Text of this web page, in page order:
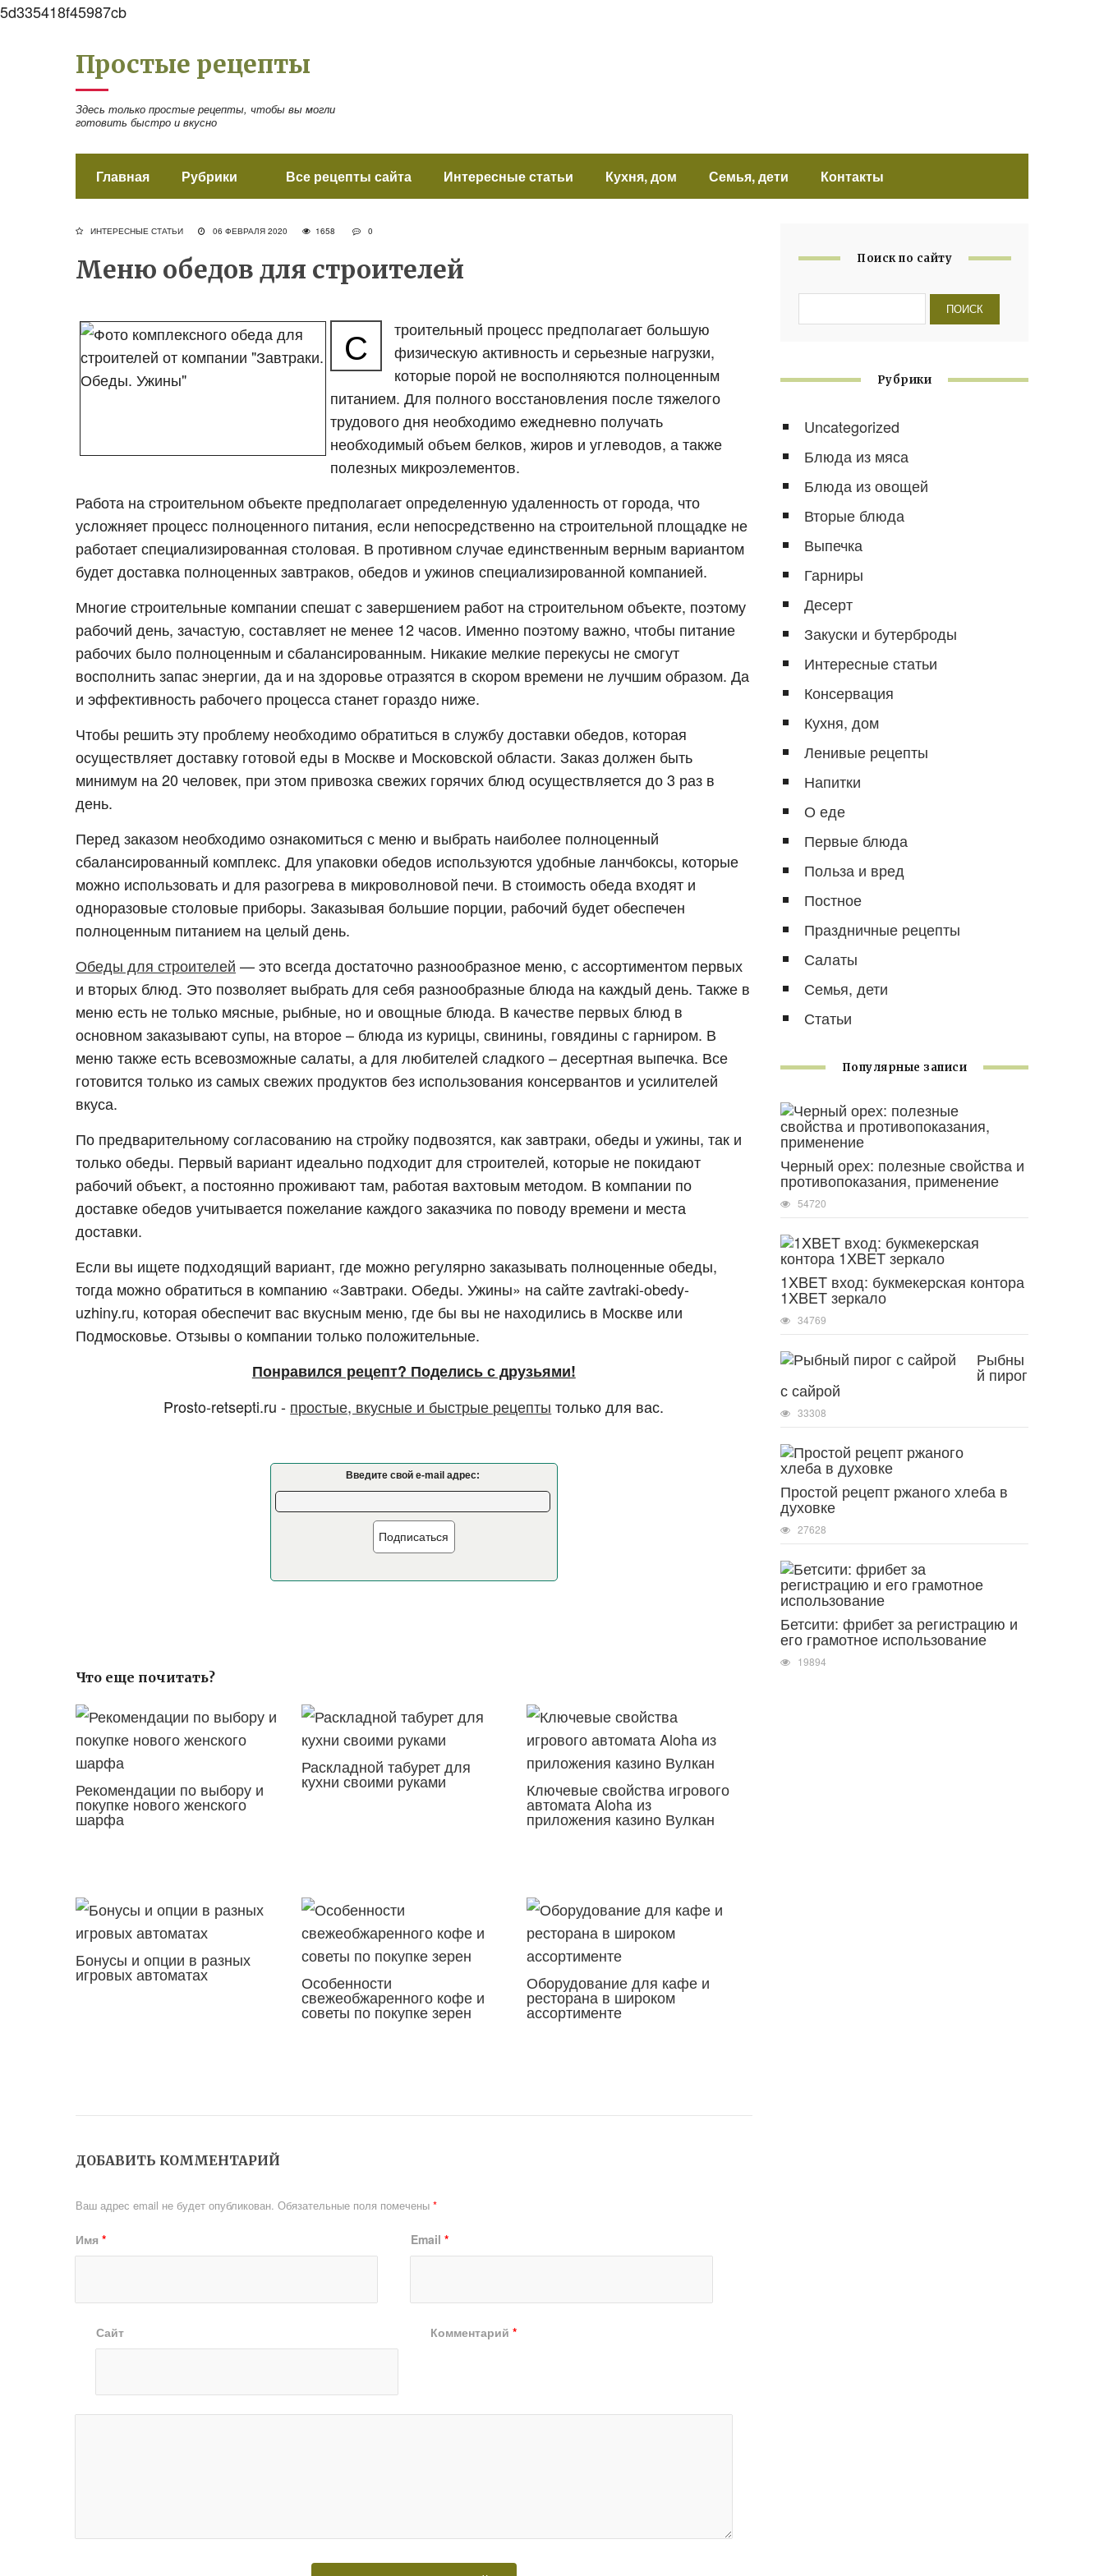
5d335418f45987cb
Простые рецепты
Здесь только простые рецепты, чтобы вы могли
готовить быстро и вкусно
Главная Рубрики Все рецепты сайта Интересные статьи Кухня, дом Семья, дети Контакты
ИНТЕРЕСНЫЕ СТАТЬИ 06 ФЕВРАЛЯ 2020 1658 0
Меню обедов для строителей
С
троительный процесс предполагает большую
физическую активность и серьезные нагрузки,
которые порой не восполняются полноценным
питанием. Для полного восстановления после тяжелого
трудового дня необходимо ежедневно получать
необходимый объем белков, жиров и углеводов, а также
полезных микроэлементов.
Работа на строительном объекте предполагает определенную удаленность от города, что
усложняет процесс полноценного питания, если непосредственно на строительной площадке не
работает специализированная столовая. В противном случае единственным верным вариантом
будет доставка полноценных завтраков, обедов и ужинов специализированной компанией.
Многие строительные компании спешат с завершением работ на строительном объекте, поэтому
рабочий день, зачастую, составляет не менее 12 часов. Именно поэтому важно, чтобы питание
рабочих было полноценным и сбалансированным. Никакие мелкие перекусы не смогут
восполнить запас энергии, да и на здоровье отразятся в скором времени не лучшим образом. Да
и эффективность рабочего процесса станет гораздо ниже.
Чтобы решить эту проблему необходимо обратиться в службу доставки обедов, которая
осуществляет доставку готовой еды в Москве и Московской области. Заказ должен быть
минимум на 20 человек, при этом привозка свежих горячих блюд осуществляется до 3 раз в
день.
Перед заказом необходимо ознакомиться с меню и выбрать наиболее полноценный
сбалансированный комплекс. Для упаковки обедов используются удобные ланчбоксы, которые
можно использовать и для разогрева в микроволновой печи. В стоимость обеда входят и
одноразовые столовые приборы. Заказывая большие порции, рабочий будет обеспечен
полноценным питанием на целый день.
Обеды для строителей — это всегда достаточно разнообразное меню, с ассортиментом первых
и вторых блюд. Это позволяет выбрать для себя разнообразные блюда на каждый день. Также в
меню есть не только мясные, рыбные, но и овощные блюда. В качестве первых блюд в
основном заказывают супы, на второе – блюда из курицы, свинины, говядины с гарниром. В
меню также есть всевозможные салаты, а для любителей сладкого – десертная выпечка. Все
готовится только из самых свежих продуктов без использования консервантов и усилителей
вкуса.
По предварительному согласованию на стройку подвозятся, как завтраки, обеды и ужины, так и
только обеды. Первый вариант идеально подходит для строителей, которые не покидают
рабочий объект, а постоянно проживают там, работая вахтовым методом. В компании по
доставке обедов учитывается пожелание каждого заказчика по поводу времени и места
доставки.
Если вы ищете подходящий вариант, где можно регулярно заказывать полноценные обеды,
тогда можно обратиться в компанию «Завтраки. Обеды. Ужины» на сайте zavtraki-obedy-
uzhiny.ru, которая обеспечит вас вкусным меню, где бы вы не находились в Москве или
Подмосковье. Отзывы о компании только положительные.
Понравился рецепт? Поделись с друзьями!
Prosto-retsepti.ru - простые, вкусные и быстрые рецепты только для вас.
Введите свой e-mail адрес:
Подписаться
Что еще почитать?
Рекомендации по выбору и
покупке нового женского
шарфа
Раскладной табурет для
кухни своими руками Ключевые свойства игрового
автомата Aloha из
приложения казино Вулкан
Бонусы и опции в разных
игровых автоматах Особенности
свежеобжаренного кофе и
советы по покупке зерен
Оборудование для кафе и
ресторана в широком
ассортименте
ДОБАВИТЬ КОММЕНТАРИЙ
Ваш адрес email не будет опубликован. Обязательные поля помечены *
Имя * Email *
Сайт Комментарий*
Поиск по сайту
Рубрики
Uncategorized
Блюда из мяса
Блюда из овощей
Вторые блюда
Выпечка
Гарниры
Десерт
Закуски и бутерброды
Интересные статьи
Консервация
Кухня, дом
Ленивые рецепты
Напитки
О еде
Первые блюда
Польза и вред
Постное
Праздничные рецепты
Салаты
Семья, дети
Статьи
Популярные записи
Черный орех: полезные свойства и
противопоказания, применение
54720
1XBET вход: букмекерская контора
1XBET зеркало
34769
Рыбны
й пирог
с сайрой
33308
Простой рецепт ржаного хлеба в
духовке
27628
Бетсити: фрибет за регистрацию и
его грамотное использование
19894